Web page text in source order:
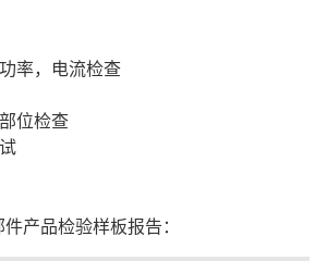
率，电流检查
位检查
产品检验样板报告：